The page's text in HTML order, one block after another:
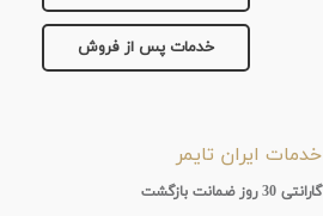
خدمات پس از فروش
خدمات ایران تایمر
گارانتی 30 روز ضمانت بازگشت